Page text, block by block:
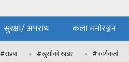
सुरक्षा/ अपराध कला मनोरञ्जन
#राप्रपा #खुसीको खबर #कार्यकर्ता